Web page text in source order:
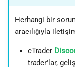
Herhangi bir
aracılığıyla
cTrader
trader'lar,